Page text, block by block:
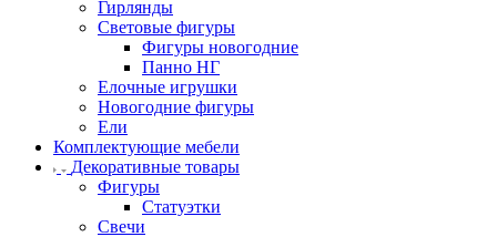
Гирлянды
Световые фигуры
Фигуры новогодние
Панно НГ
Елочные игрушки
Новогодние фигуры
Ели
Комплектующие мебели
Декоративные товары
Фигуры
Статуэтки
Свечи